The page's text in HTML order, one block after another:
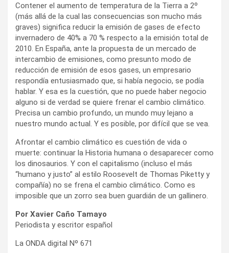
Contener el aumento de temperatura de la Tierra a 2º
(más allá de la cual las consecuencias son mucho más
graves) significa reducir la emisión de gases de efecto
invernadero de 40% a 70 % respecto a la emisión total de
2010. En España, ante la propuesta de un mercado de
intercambio de emisiones, como presunto modo de
reducción de emisión de esos gases, un empresario
respondía entusiasmado que, si había negocio, se podía
hablar. Y esa es la cuestión, que no puede haber negocio
alguno si de verdad se quiere frenar el cambio climático.
Precisa un cambio profundo, un mundo muy lejano a
nuestro mundo actual. Y es posible, por difícil que se vea.
Afrontar el cambio climático es cuestión de vida o
muerte: continuar la Historia humana o desaparecer como
los dinosaurios. Y con el capitalismo (incluso el más
“humano y justo” al estilo Roosevelt de Thomas Piketty y
compañía) no se frena el cambio climático. Como es
imposible que un zorro sea buen guardián de un gallinero.
Por Xavier Caño Tamayo
Periodista y escritor español
La ONDA digital Nº 671